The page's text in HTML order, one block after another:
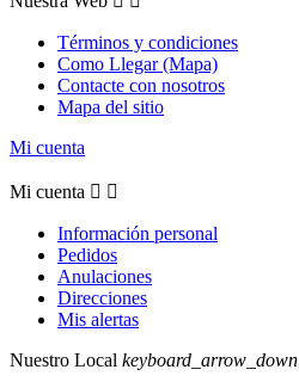
Términos y condiciones
Como Llegar (Mapa)
Contacte con nosotros
Mapa del sitio
Mi cuenta
Mi cuenta  
Información personal
Pedidos
Anulaciones
Direcciones
Mis alertas
Nuestro Local keyboard_arrow_down